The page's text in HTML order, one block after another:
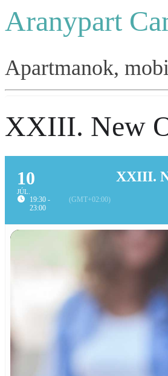
Aranypart
Apartmanok,
XXIII. New
10
JÚL.
19:30 -
23:00
(GMT+02:00)
XXIII.